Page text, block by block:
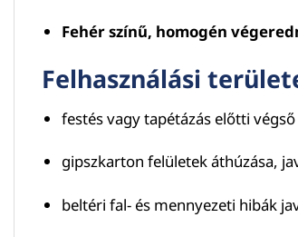
Fehér színű, homogén
Felhasználási
festés vagy tapétázás előtti
gipszkarton felületek áthúzása,
beltéri fal- és mennyezeti hibák